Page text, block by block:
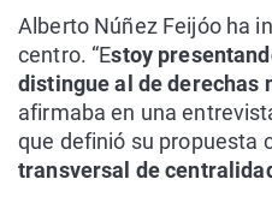
Alberto Núñez Feijóo ha
centro. “Estoy
distingue al de derechas
afirmaba en una
que definió su propuesta
transversal de